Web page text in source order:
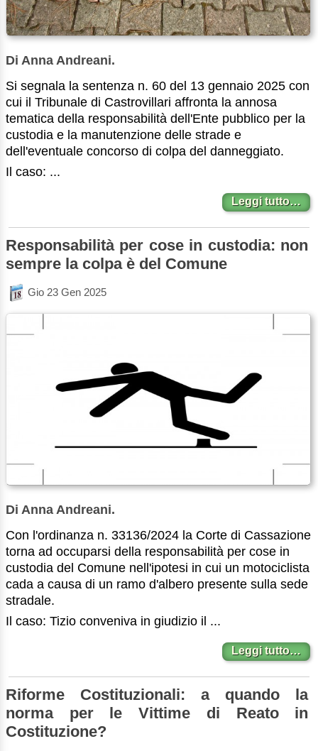
Di Anna Andreani.
Si segnala la sentenza n. 60 del 13 gennaio 2025 con
cui il Tribunale di Castrovillari affronta la annosa
tematica della responsabilità dell'Ente pubblico per la
custodia e la manutenzione delle strade e
dell'eventuale concorso di colpa del danneggiato.
Il caso: ...
Leggi tutto…
Responsabilità per cose in custodia: non
sempre la colpa è del Comune
Gio 23 Gen 2025
Di Anna Andreani.
Con l'ordinanza n. 33136/2024 la Corte di Cassazione
torna ad occuparsi della responsabilità per cose in
custodia del Comune nell'ipotesi in cui un motociclista
cada a causa di un ramo d'albero presente sulla sede
stradale.
Il caso: Tizio conveniva in giudizio il ...
Leggi tutto…
Riforme Costituzionali: a quando la
norma per le Vittime di Reato in
Costituzione?